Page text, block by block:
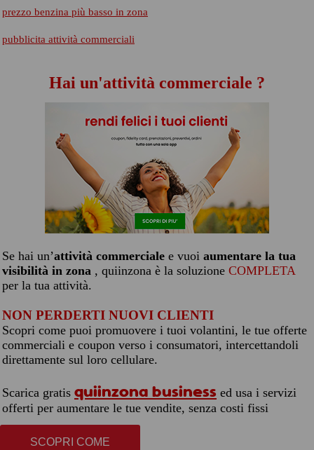
prezzo benzina più basso in zona
pubblicita attività commerciali
Hai un'attività commerciale ?
Se hai un’attività commerciale e vuoi aumentare la tua
visibilità in zona , quiinzona è la soluzione COMPLETA
per la tua attività.
NON PERDERTI NUOVI CLIENTI
Scopri come puoi promuovere i tuoi volantini, le tue offerte
commerciali e coupon verso i consumatori, intercettandoli
direttamente sul loro cellulare.
Scarica gratis quiinzona business ed usa i servizi
offerti per aumentare le tue vendite, senza costi fissi
SCOPRI COME